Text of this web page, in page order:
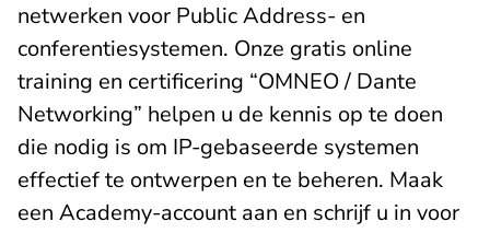
netwerken voor Public Address- en
conferentiesystemen. Onze gratis online
training en certificering “OMNEO / Dante
Networking” helpen u de kennis op te doen
die nodig is om IP-gebaseerde systemen
effectief te ontwerpen en te beheren. Maak
een Academy-account aan en schrijf u in voor